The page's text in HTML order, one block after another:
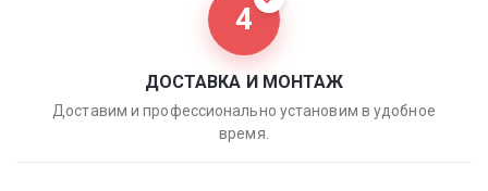
4
ДОСТАВКА И МОНТАЖ
Доставим и профессионально установим в удобное
время.